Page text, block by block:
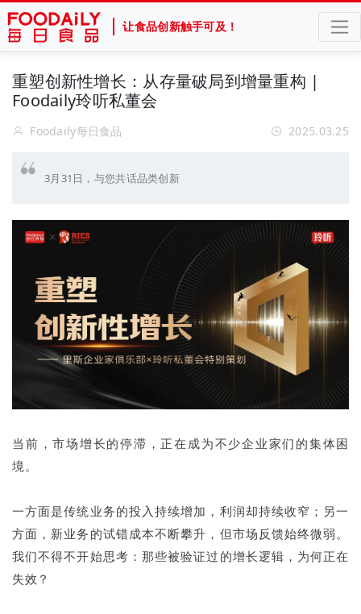
让食品创新触手可及！
重塑创新性增长：从存量破局到增量重构 |
Foodaily玲听私董会
Foodaily每日食品 2025.03.25
3月31日，与您共话品类创新
当前，市场增长的停滞，正在成为不少企业家们的集体困
境。
一方面是传统业务的投入持续增加，利润却持续收窄；另一
方面，新业务的试错成本不断攀升，但市场反馈始终微弱。
我们不得不开始思考：那些被验证过的增长逻辑，为何正在
失效？